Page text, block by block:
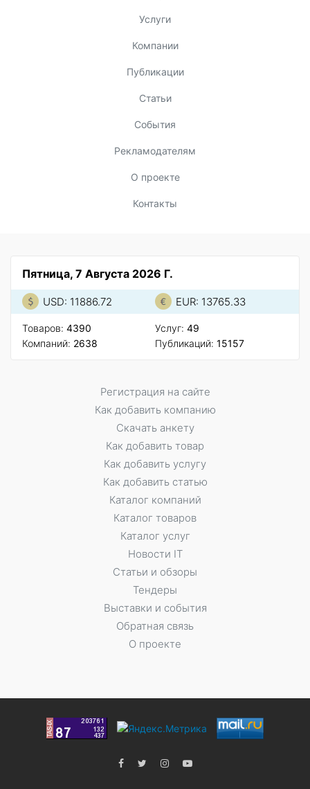
Услуги
Компании
Публикации
Статьи
События
Рекламодателям
О проекте
Контакты
Пятница, 7 Августа 2026 Г.
USD: 11886.72 EUR: 13765.33
Товаров: 4390
Компаний: 2638
Услуг: 49
Публикаций: 15157
Регистрация на сайте
Как добавить компанию
Скачать анкету
Как добавить товар
Как добавить услугу
Как добавить статью
Каталог компаний
Каталог товаров
Каталог услуг
Новости IT
Статьи и обзоры
Тендеры
Выставки и события
Обратная связь
О проекте